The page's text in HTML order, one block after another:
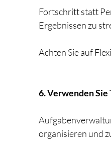
Fortschritt statt
Ergebnissen zu
Achten Sie auf
6. Verwenden Sie
organisieren und